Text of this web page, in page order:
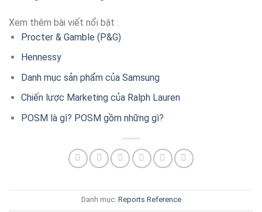
Xem thêm bài viết nổi bật :
Procter & Gamble (P&G)
Hennessy
Danh mục sản phẩm của Samsung
Chiến lược Marketing của Ralph Lauren
POSM là gì? POSM gồm những gì?
Danh mục: Reports Reference